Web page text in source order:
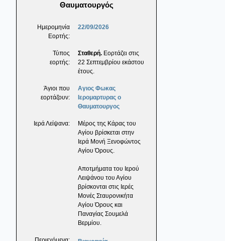
Θαυματουργός
Ημερομηνία
Εορτής:
22/09/2026
Τύπος
εορτής:
Σταθερή. Εορτάζει στις
22 Σεπτεμβρίου εκάστου
έτους.
Άγιοι που
εορτάζουν:
Αγιος Φωκας
Ιερομαρτυρας ο
Θαυματουργος
Ιερά Λείψανα:
Μέρος της Κάρας του
Αγίου βρίσκεται στην
Ιερά Μονή Ξενοφώντος
Αγίου Όρους.
Αποτμήματα του Ιερού
Λειψάνου του Αγίου
βρίσκονται στις Ιερές
Μονές Σταυρονικήτα
Αγίου Όρους και
Παναγίας Σουμελά
Βερμίου.